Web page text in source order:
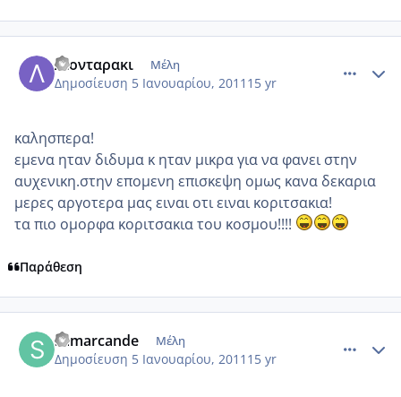
Λιονταρακι Μέλη
Δημοσίευση 5 Ιανουαρίου, 2011 15 yr
καλησπερα!
εμενα ηταν διδυμα κ ηταν μικρα για να φανει στην
αυχενικη.στην επομενη επισκεψη ομως κανα δεκαρια
μερες αργοτερα μας ειναι οτι ειναι κοριτσακια!
τα πιο ομορφα κοριτσακια του κοσμου!!!!
Παράθεση
samarcande Μέλη
Δημοσίευση 5 Ιανουαρίου, 2011 15 yr